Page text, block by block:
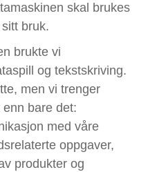
skal brukes
bruk.
brukte vi
og tekstskriving.
men vi trenger
bare det:
med våre
oppgaver,
produkter og